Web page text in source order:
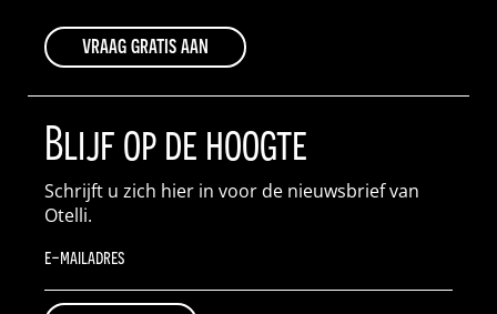
vraag gratis aan
Blijf op de hoogte
Schrijft u zich hier in voor de nieuwsbrief van
Otelli.